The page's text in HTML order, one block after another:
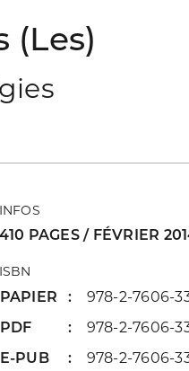
(Les)
INFOS
410 PAGES / FÉVRIER
ISBN
PAPIER
978-2-7606-
PDF
978-2-7606-
E-PUB
978-2-7606-